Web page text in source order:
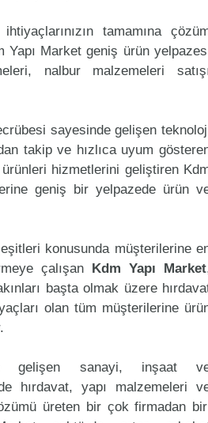
ihtiyaçlarınızın tamamına
Yapı Market geniş ürün
nalbur malzemeleri
sayesinde gelişen
takip ve hızlıca uyum
hizmetlerini geliştiren
geniş bir yelpazede ürün
konusunda müşterilerine
çalışan Kdm Yapı Market
başta olmak üzere
olan tüm müşterilerine
gelişen sanayi, inşaat
hırdavat, yapı malzemeleri
üreten bir çok firmadan